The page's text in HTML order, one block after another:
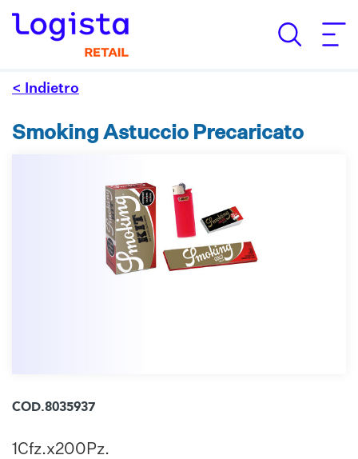
< Indietro
Smoking Astuccio Precaricato
COD.8035937
1Cfz.x200Pz.